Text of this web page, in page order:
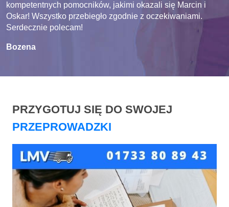
kompetentnych pomocników, jakimi okazali się Marcin i
Oskar! Wszystko przebiegło zgodnie z oczekiwaniami.
Serdecznie polecam!
Bozena
PRZYGOTUJ SIĘ DO SWOJEJ
PRZEPROWADZKI